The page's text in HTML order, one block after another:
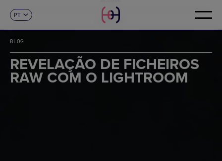
EN
FR
DE
IT
PT
CONTACTO
BLOG
REVELAÇÃO DE FICHEIROS
RAW COM O LIGHTROOM